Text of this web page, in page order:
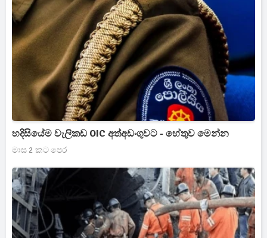
හදිසියේම වැලිකඩ OIC අත්අඩංගුවට - හේතුව මෙන්න
මාස 2 කට පෙර